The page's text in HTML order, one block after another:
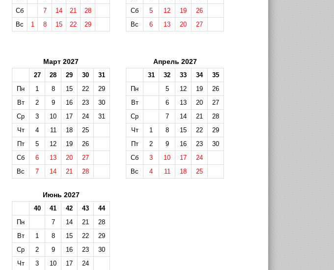
Сб
7 14 21
28
Вс
1 8 15 22 29
Сб
5 12 19
26
Вс
6 13 20 27
Март 2027
27 28 29 30
31
Пн
1 8 15 22
29
Вт
2 9 16 23
30
Ср
3 10 17 24
31
Чт
4 11 18
25
Пт
5 12 19
26
Сб
6 13 20
27
Вс
7 14 21 28
Апрель 2027
31 32 33 34
35
Пн
5 12 19
26
Вт
6 13 20
27
Ср
7 14 21
28
Чт
1 8 15 22
29
Пт
2 9 16 23
30
Сб
3 10 17
24
Вс
4 11 18 25
Июнь 2027
40 41 42 43
44
Пн
7 14 21
28
Вт
1 8 15 22
29
Ср
2 9 16 23
30
Чт
3 10 17 24